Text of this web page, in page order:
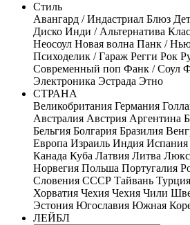
Стиль
Авангард / Индастриал Блюз
Диско Инди / Альтернатива
Неосоул Новая волна Панк /
Психоделик / Гараж Регги Рок
Современный поп Фанк / Соул
Электроника Эстрада Этно
СТРАНА
Великобритания Германия
Австралия Австрия Аргентина
Бельгия Болгария Бразилия
Европа Израиль Индия Испания
Канада Куба Латвия Литва
Норвегия Польша Португалия
Словения СССР Тайвань Турция
Хорватия Чехия Чехия Чили
Эстония Югославия Южная
ЛЕЙБЛ